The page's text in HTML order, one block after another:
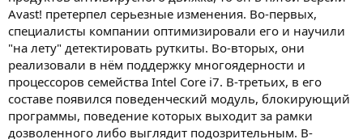
Avast! претерпел серьезные изменения. Во-первых,
специалисты компании оптимизировали его и научили
"на лету" детектировать руткиты. Во-вторых, они
реализовали в нём поддержку многоядерности и
процессоров семейства Intel Core i7. В-третьих, в его
составе появился поведенческий модуль, блокирующий
программы, поведение которых выходит за рамки
дозволенного либо выглядит подозрительным. В-